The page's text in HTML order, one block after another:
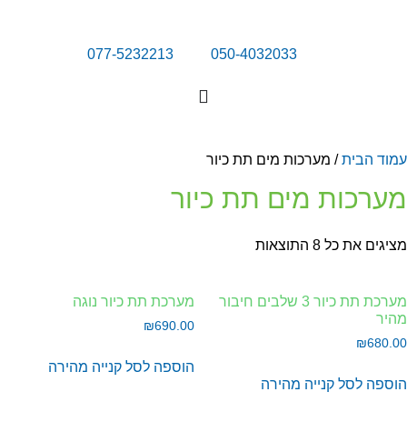
050-4032033
077-5232213
הבית/ מערכות מים תת כיור
מים תת כיור
את כל ⁦8⁩ התוצאות
מערכת תת כיור 3 שלבים חיבור
₪
לסל קנייה מהירה
מערכת תת כיור נוגה
₪690.00
הוספה לסל קנייה מהירה